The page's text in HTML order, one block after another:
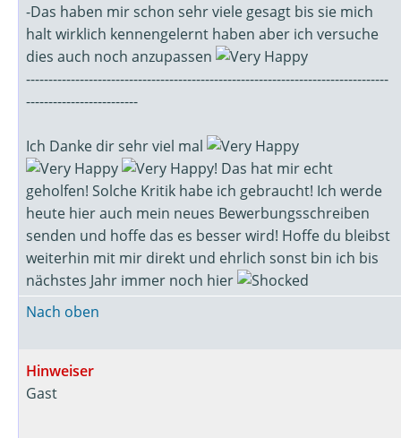
-Das haben mir schon sehr viele gesagt bis sie mich
halt wirklich kennengelernt haben aber ich versuche
dies auch noch anzupassen
---------------------------------------------------------------------------------
-------------------------
Ich Danke dir sehr viel mal
! Das hat mir echt
geholfen! Solche Kritik habe ich gebraucht! Ich werde
heute hier auch mein neues Bewerbungsschreiben
senden und hoffe das es besser wird! Hoffe du bleibst
weiterhin mit mir direkt und ehrlich sonst bin ich bis
nächstes Jahr immer noch hier
Nach oben
Hinweiser
Gast